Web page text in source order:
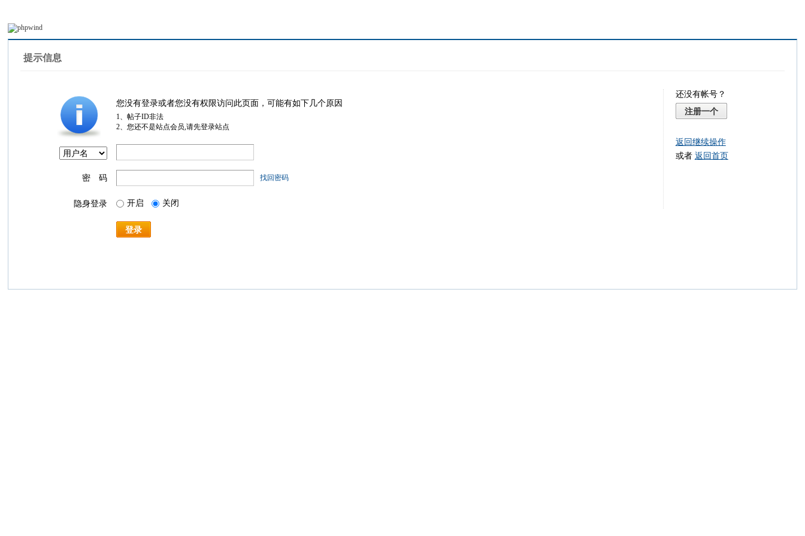
提示信息
您没有登录或者您没有权限访问此页面，可能有如下几个原因
1、帖子ID非法
2、您还不是站点会员,请先登录站点
密 码 找回密码
隐身登录 开启 关闭
登录
还没有帐号？
注册一个
返回继续操作
或者 返回首页